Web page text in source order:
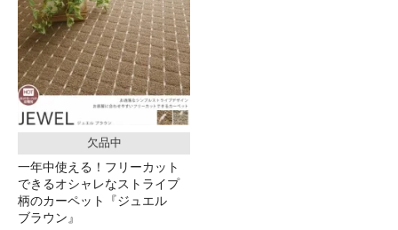
欠品中
一年中使える！フリーカット
できるオシャレなストライプ
柄のカーペット『ジュエル
ブラウン』